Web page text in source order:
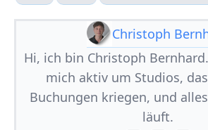
Christoph
Hi, ich bin Christoph
mich aktiv um Studios,
Buchungen kriegen, und
läuft.